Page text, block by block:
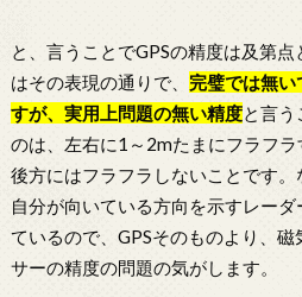
と、言うことでGPSの精度は及第
はその表現の通りで、 完璧では無
すが、実用上問題の無い精度と言う
のは、左右に1～2mたまにフラフ
後方にはフラフラしないことです
自分が向いている方向を示すレー
ているので、GPSそのものより、
サーの精度の問題の気がします。